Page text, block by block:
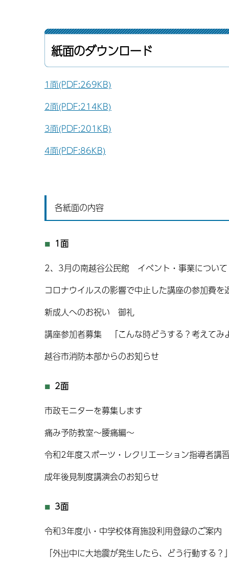
紙面のダウンロード
1面(PDF:269KB)
2面(PDF:214KB)
3面(PDF:201KB)
4面(PDF:86KB)
各紙面の内容
1面
2、3月の南越谷公民館 イベント・事業について
コロナウイルスの影響で中止した講座の参加費を
新成人へのお祝い 御礼
講座参加者募集 「こんな時どうする？考えてみ
越谷市消防本部からのお知らせ
2面
市政モニターを募集します
痛み予防教室〜腰痛編〜
令和2年度スポーツ・レクリエーション指導者講
成年後見制度講演会のお知らせ
3面
令和3年度小・中学校体育施設利用登録のご案内
「外出中に大地震が発生したら、どう行動する？